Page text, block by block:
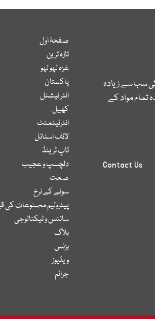
سب سے زیادہ
مواد کے
Contact Us
صفحۂ اول
تازہ ترین
غزہ لہو لہو
پاکستان
انٹر نیشنل
کھیل
انٹرٹینمنٹ
لائف اسٹائل
ٹاپ ٹرینڈ
دلچسپ و عجیب
صحت
سونے کے نرخ
پیٹرولیم مصنوعات کی
سائنس و ٹیکنالوجی
بلاگ
بزنس
ویڈیوز
جرائم